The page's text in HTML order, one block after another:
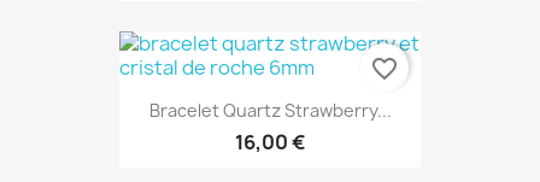
Bracelet Quartz Strawberry...
16,00 €
favorite_border